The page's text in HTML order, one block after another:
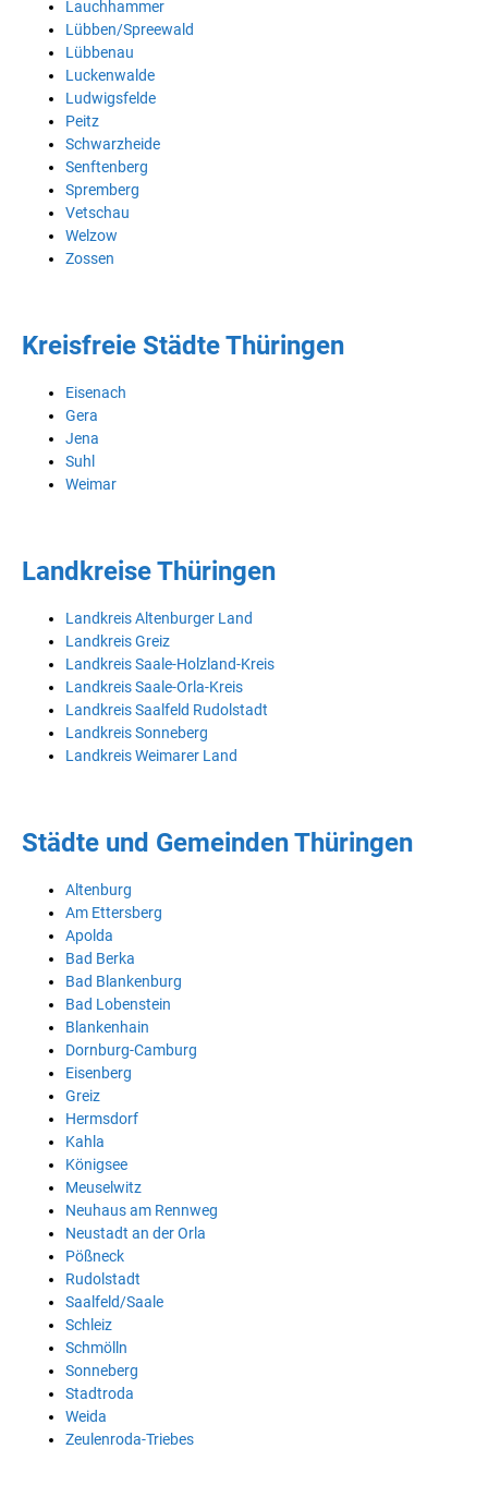
Lauchhammer
Lübben/Spreewald
Lübbenau
Luckenwalde
Ludwigsfelde
Peitz
Schwarzheide
Senftenberg
Spremberg
Vetschau
Welzow
Zossen
Kreisfreie Städte Thüringen
Eisenach
Gera
Jena
Suhl
Weimar
Landkreise Thüringen
Landkreis Altenburger Land
Landkreis Greiz
Landkreis Saale-Holzland-Kreis
Landkreis Saale-Orla-Kreis
Landkreis Saalfeld Rudolstadt
Landkreis Sonneberg
Landkreis Weimarer Land
Städte und Gemeinden Thüringen
Altenburg
Am Ettersberg
Apolda
Bad Berka
Bad Blankenburg
Bad Lobenstein
Blankenhain
Dornburg-Camburg
Eisenberg
Greiz
Hermsdorf
Kahla
Königsee
Meuselwitz
Neuhaus am Rennweg
Neustadt an der Orla
Pößneck
Rudolstadt
Saalfeld/Saale
Schleiz
Schmölln
Sonneberg
Stadtroda
Weida
Zeulenroda-Triebes